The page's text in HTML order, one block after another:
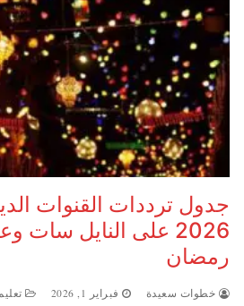
جدول ترددات القنوات
2026 على النايل
رمضان
خطوات سعيدة فبراير 1, 2026